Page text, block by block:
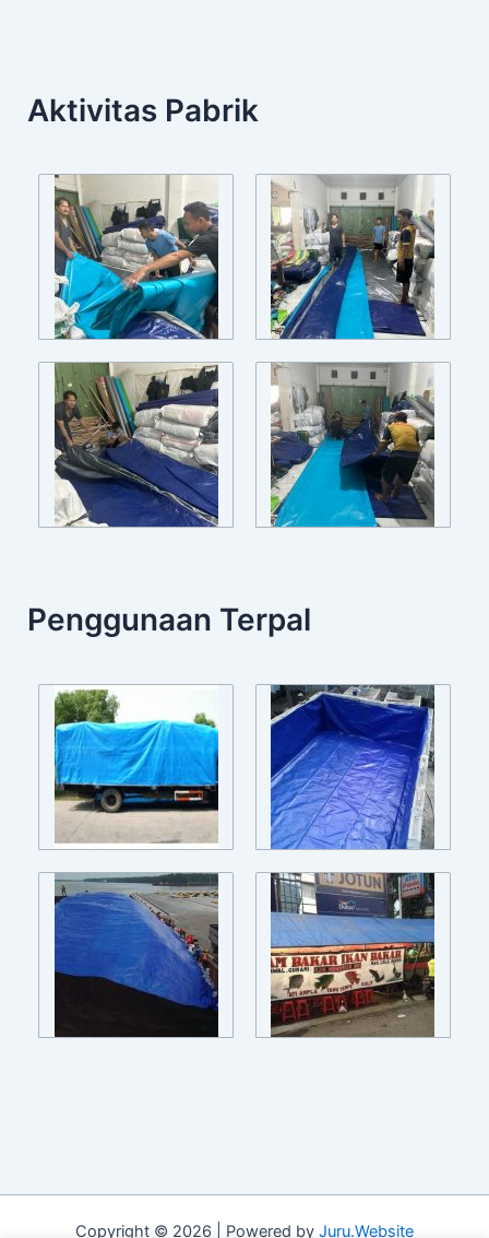
Aktivitas Pabrik
Penggunaan Terpal
Copyright © 2026 | Powered by Juru.Website